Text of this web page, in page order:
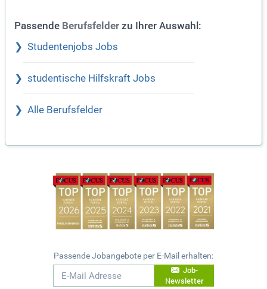
Passende Berufsfelder zu Ihrer Auswahl:
Studentenjobs Jobs
studentische Hilfskraft Jobs
Alle Berufsfelder
Passende Jobangebote per E-Mail erhalten:
Job-
Newsletter